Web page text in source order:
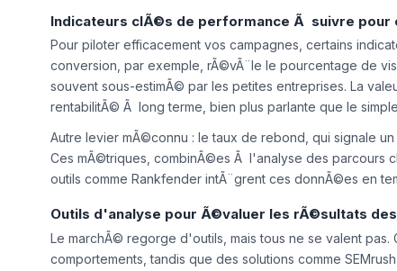
Indicateurs clÃ©s de performance Ã suivre pour
Pour piloter efficacement vos campagnes, certains
conversion, par exemple, rÃ©vÃ¨le le pourcentage de
souvent sous-estimÃ© par les petites entreprises. La
rentabilitÃ© Ã long terme, bien plus parlante que le
Autre levier mÃ©connu : le taux de rebond, qui signale
Ces mÃ©triques, combinÃ©es Ã l'analyse des parcours
Outils d'analyse pour Ã©valuer les rÃ©sultats
Le marchÃ© regorge d'outils, mais tous ne se valent